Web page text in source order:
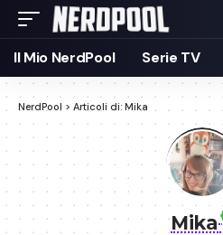
Il Mio NerdPool Serie TV
NerdPool > Articoli di: Mika
Mika